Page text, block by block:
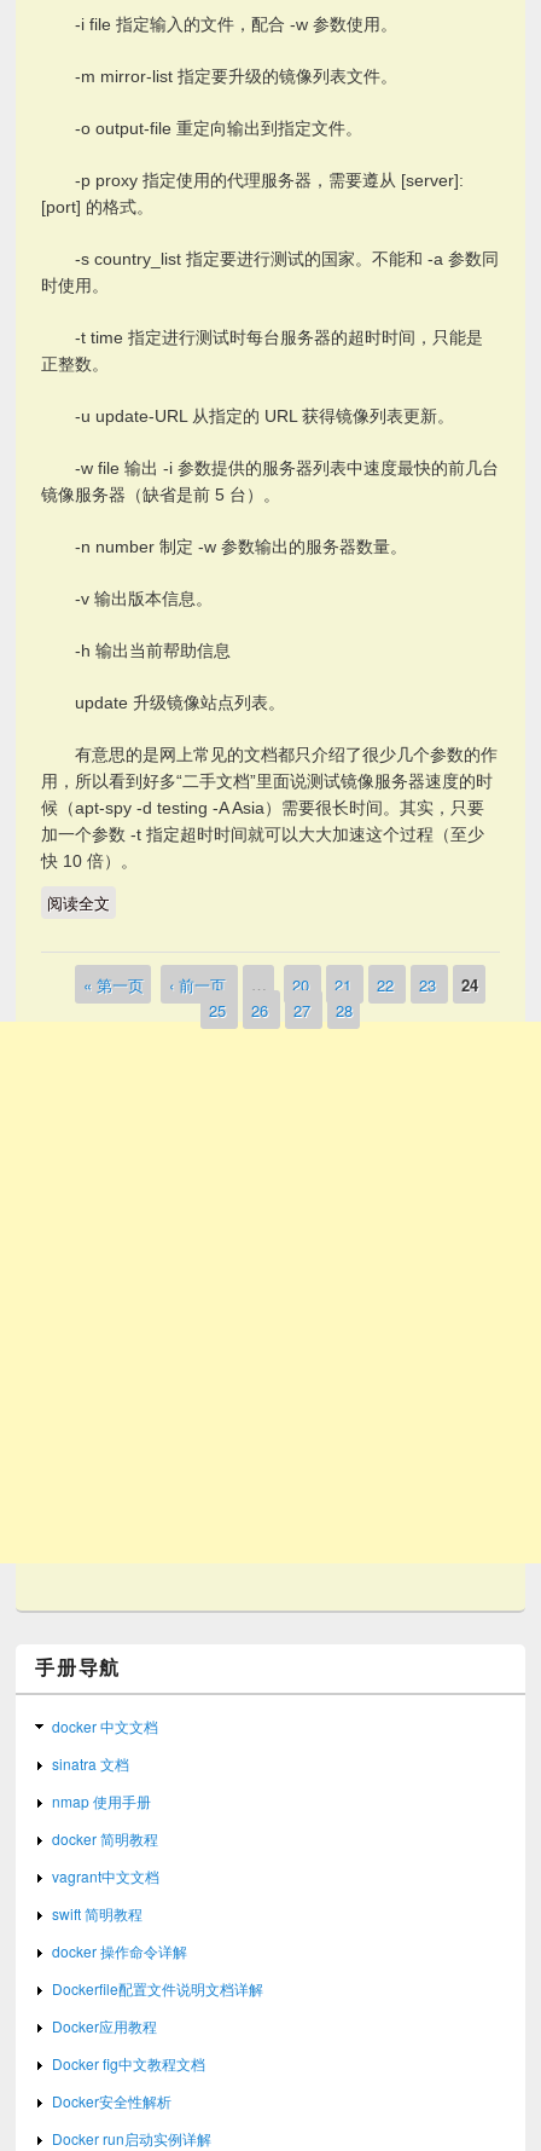
-i file 指定输入的文件，配合 -w 参数使用。
-m mirror-list 指定要升级的镜像列表文件。
-o output-file 重定向输出到指定文件。
-p proxy 指定使用的代理服务器，需要遵从 [server]:
[port] 的格式。
-s country_list 指定要进行测试的国家。不能和 -a 参数同
时使用。
-t time 指定进行测试时每台服务器的超时时间，只能是
正整数。
-u update-URL 从指定的 URL 获得镜像列表更新。
-w file 输出 -i 参数提供的服务器列表中速度最快的前几台
镜像服务器（缺省是前 5 台）。
-n number 制定 -w 参数输出的服务器数量。
-v 输出版本信息。
-h 输出当前帮助信息
update 升级镜像站点列表。
有意思的是网上常见的文档都只介绍了很少几个参数的作
用，所以看到好多“二手文档”里面说测试镜像服务器速度的时
候（apt-spy -d testing -A Asia）需要很长时间。其实，只要
加一个参数 -t 指定超时时间就可以大大加速这个过程（至少
快 10 倍）。
阅读全文
页面« 第一页 ‹ 前一页 … 20 21 22 23
24
25
26 27 28
手册导航
docker 中文文档
sinatra 文档
nmap 使用手册
docker 简明教程
vagrant中文文档
swift 简明教程
docker 操作命令详解
Dockerfile配置文件说明文档详解
Docker应用教程
Docker fig中文教程文档
Docker安全性解析
Docker run启动实例详解